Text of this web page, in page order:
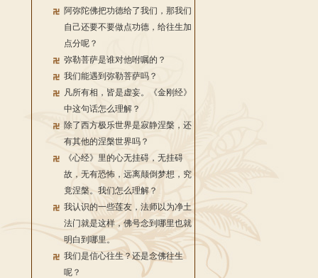
阿弥陀佛把功德给了我们，那我们
自己还要不要做点功德，给往生加
点分呢？
弥勒菩萨是谁对他咐嘱的？
我们能遇到弥勒菩萨吗？
凡所有相，皆是虚妄。《金刚经》
中这句话怎么理解？
除了西方极乐世界是寂静涅槃，还
有其他的涅槃世界吗？
《心经》里的心无挂碍，无挂碍
故，无有恐怖，远离颠倒梦想，究
竟涅槃。我们怎么理解？
我认识的一些莲友，法师以为净土
法门就是这样，佛号念到哪里也就
明白到哪里。
我们是信心往生？还是念佛往生
呢？